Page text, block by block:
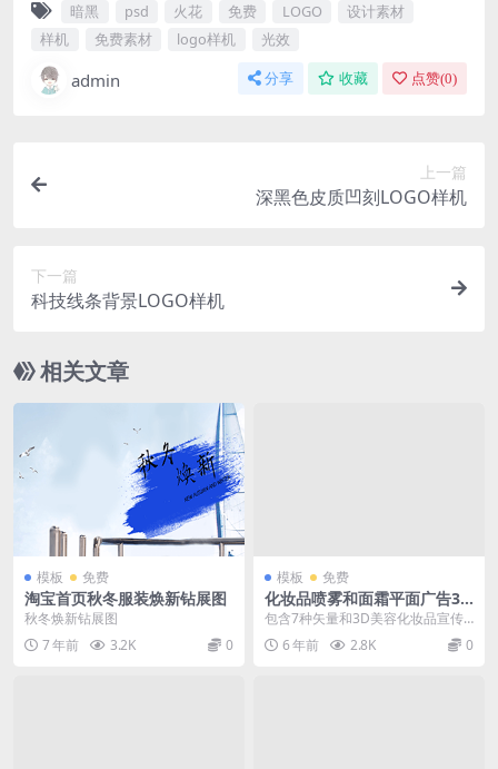
暗黑 psd 火花 免费 LOGO
设计素材
样机
免费素材 logo样机 光效
admin 分享 收藏 点赞(0)
上一篇
深黑色皮质凹刻LOGO样机
下一篇
科技线条背景LOGO样机
相关文章
模板 免费
淘宝首页秋冬服装焕新钻展图
秋冬焕新钻展图
7 年前
3.2K 0
模板 免费
化妆品喷雾和面霜平面广告3D
矢量图
包含7种矢量和3D美容化妆品宣传
设计，格式为EPS和JPG，可以直接
下载使用。
6 年前 2.8K 0